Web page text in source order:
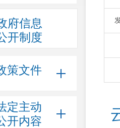
府信息
开制度
策文件
定主动
开内容